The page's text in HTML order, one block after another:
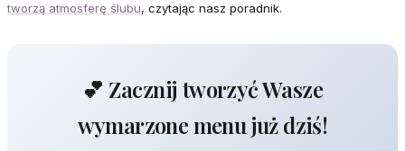
tworzą atmosferę ślubu, czytając nasz poradnik.
💕 Zacznij tworzyć Wasze
wymarzone menu już dziś!